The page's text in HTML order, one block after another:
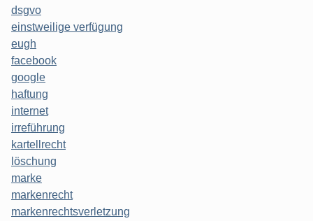
dsgvo
einstweilige verfügung
eugh
facebook
google
haftung
internet
irreführung
kartellrecht
löschung
marke
markenrecht
markenrechtsverletzung